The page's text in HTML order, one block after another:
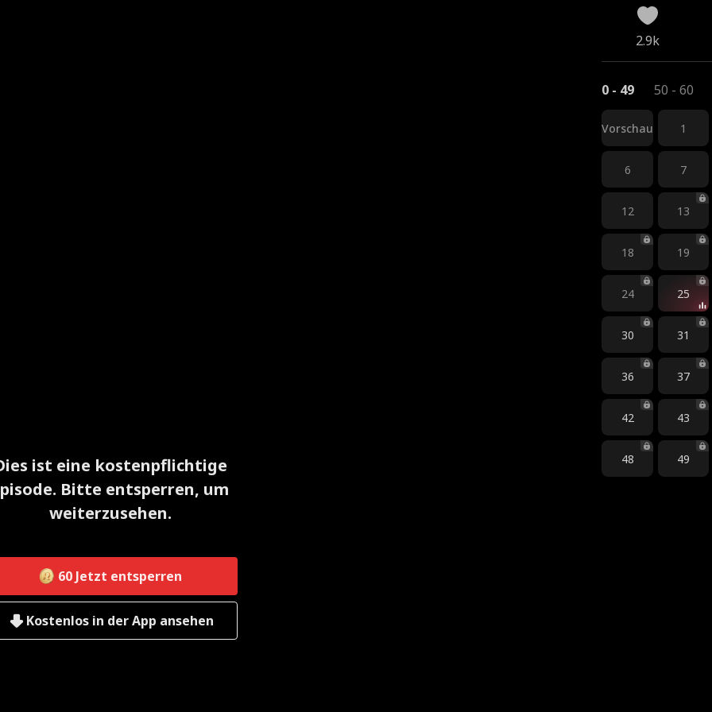
ist eine kostenpflichtige
Bitte entsperren, um
weiterzusehen.
60 Jetzt entsperren
Kostenlos in der App ansehen
2.9k
0 - 49 50 - 60
Vorschau 1
6 7
12 13
18 19
24 25
30 31
36 37
42 43
48 49